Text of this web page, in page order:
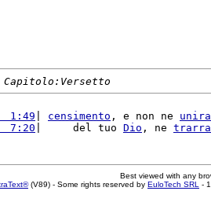
1:49 censimento , e non ne
7:20 |     del tuo Dio , ne
Best viewed with any
(V89) - Some rights reserved by EuloTech SRL -